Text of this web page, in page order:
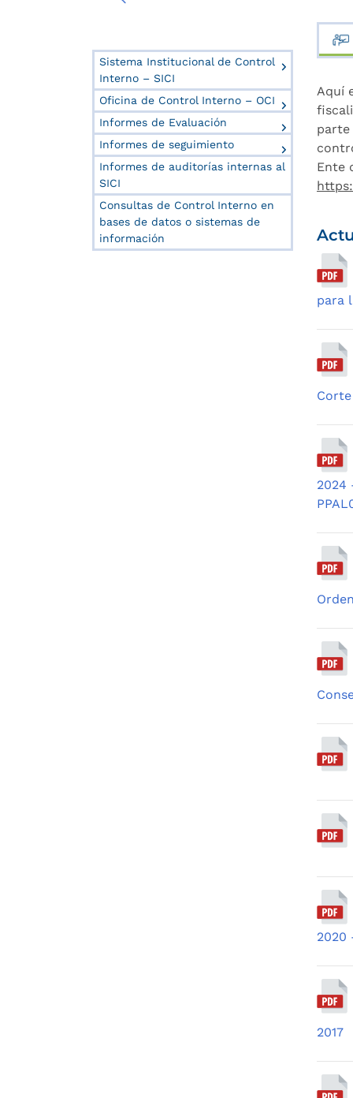
Sistema Institucional de Control
Interno – SICI
Oficina de Control Interno – OCI
Informes de Evaluación
Informes de seguimiento
Informes de auditorías internas al
SICI
Consultas de Control Interno en
bases de datos o sistemas de
información
Aquí
parte
Ente
para
2024
2020
2017